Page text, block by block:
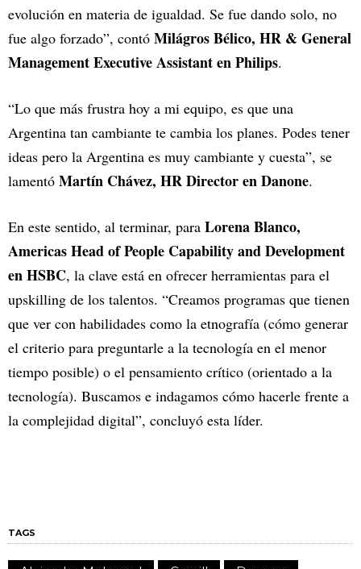
evolución en materia de igualdad. Se fue dando solo, no
fue algo forzado”, contó Milágros Bélico, HR & General
Management Executive Assistant en Philips.
“Lo que más frustra hoy a mi equipo, es que una
Argentina tan cambiante te cambia los planes. Podes tener
ideas pero la Argentina es muy cambiante y cuesta”, se
lamentó Martín Chávez, HR Director en Danone.
En este sentido, al terminar, para Lorena Blanco,
Americas Head of People Capability and Development
en HSBC, la clave está en ofrecer herramientas para el
upskilling de los talentos. “Creamos programas que tienen
que ver con habilidades como la etnografía (cómo generar
el criterio para preguntarle a la tecnología en el menor
tiempo posible) o el pensamiento crítico (orientado a la
tecnología). Buscamos e indagamos cómo hacerle frente a
la complejidad digital”, concluyó esta líder.
TAGS